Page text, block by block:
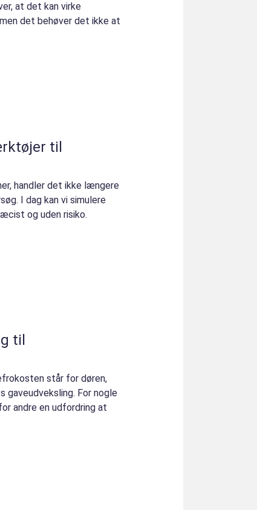
at det kan virke
det behøver det ikke at
til
handler det ikke længere
I dag kan vi simulere
og uden risiko.
til
står for døren,
gaveudveksling. For nogle
andre en udfordring at